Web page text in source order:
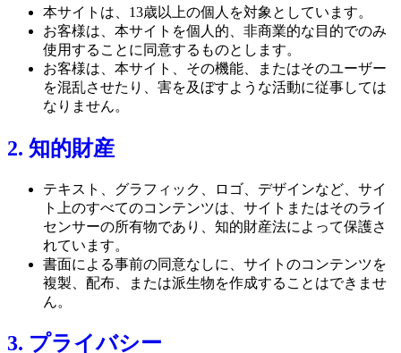
本サイトは、13歳以上の個人を対象としています。
お客様は、本サイトを個人的、非商業的な目的でのみ
使用することに同意するものとします。
お客様は、本サイト、その機能、またはそのユーザー
を混乱させたり、害を及ぼすような活動に従事しては
なりません。
2. 知的財産
テキスト、グラフィック、ロゴ、デザインなど、サイ
ト上のすべてのコンテンツは、サイトまたはそのライ
センサーの所有物であり、知的財産法によって保護さ
れています。
書面による事前の同意なしに、サイトのコンテンツを
複製、配布、または派生物を作成することはできませ
ん。
3. プライバシー